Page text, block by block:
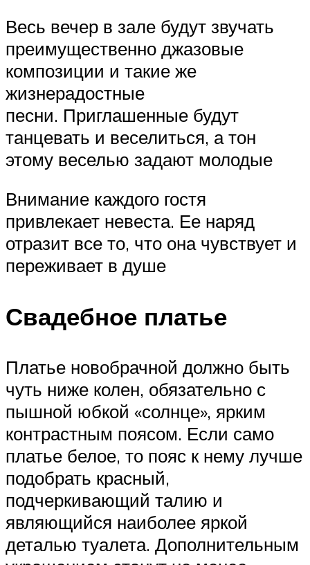
Весь вечер в зале будут звучать
преимущественно джазовые
композиции и такие же
жизнерадостные
песни. Приглашенные будут
танцевать и веселиться, а тон
этому веселью задают молодые
Внимание каждого гостя
привлекает невеста. Ее наряд
отразит все то, что она чувствует и
переживает в душе
Свадебное платье
Платье новобрачной должно быть
чуть ниже колен, обязательно с
пышной юбкой «солнце», ярким
контрастным поясом. Если само
платье белое, то пояс к нему лучше
подобрать красный,
подчеркивающий талию и
являющийся наиболее яркой
деталью туалета. Дополнительным